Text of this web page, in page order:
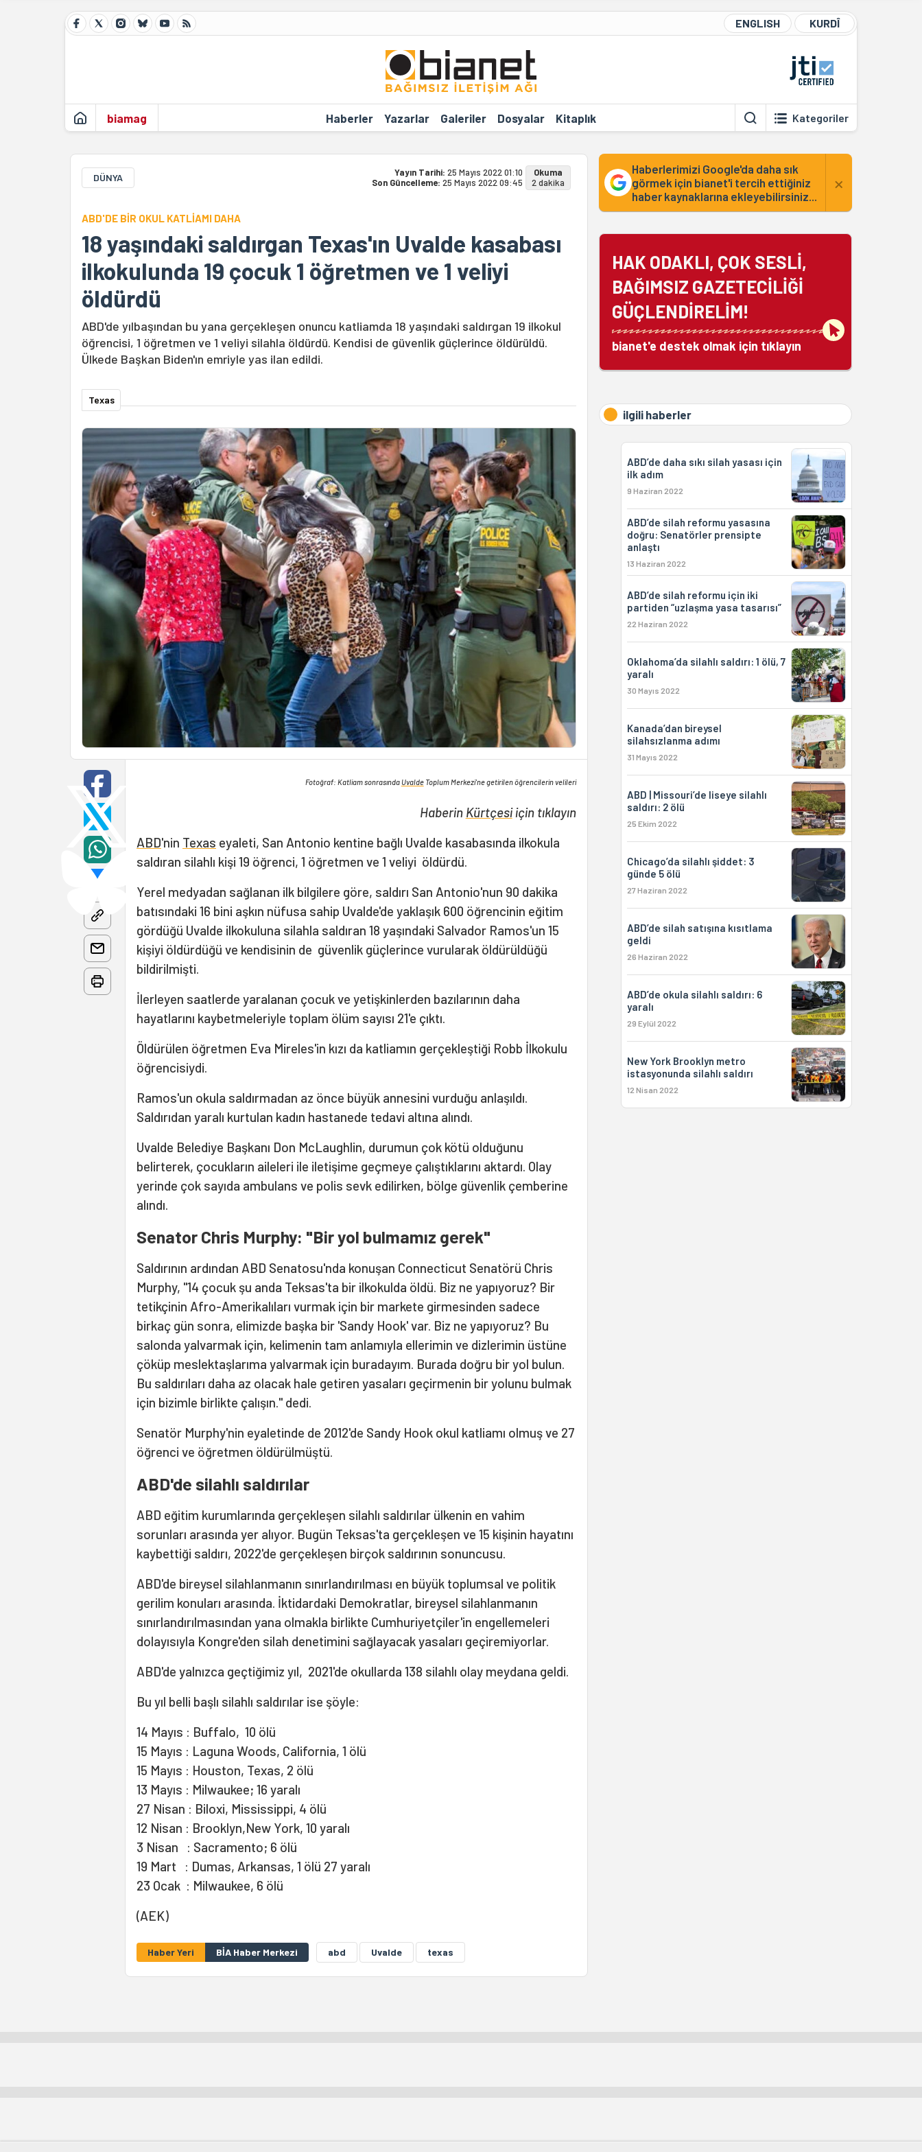
ENGLISH KURDÎ
biamag Haberler Yazarlar Galeriler Dosyalar Kitaplık Kategoriler
DÜNYA Yayın Tarihi: 25 Mayıs 2022 01:10
Son Güncelleme: 25 Mayıs 2022 09:45
Okuma
2 dakika
ABD'DE BİR OKUL KATLİAMI DAHA
18 yaşındaki saldırgan Texas'ın Uvalde kasabası
ilkokulunda 19 çocuk 1 öğretmen ve 1 veliyi
öldürdü
ABD'de yılbaşından bu yana gerçekleşen onuncu katliamda 18 yaşındaki saldırgan 19 ilkokul
öğrencisi, 1 öğretmen ve 1 veliyi silahla öldürdü. Kendisi de güvenlik güçlerince öldürüldü.
Ülkede Başkan Biden'ın emriyle yas ilan edildi.
Texas
Fotoğraf: Katliam sonrasında UvaldeToplum Merkezi'ne getirilen öğrencilerin velileri
Haberin Kürtçesiiçin tıklayın
ABD'nin Texas eyaleti, San Antonio kentine bağlı Uvalde kasabasında ilkokula
saldıran silahlı kişi 19 öğrenci, 1 öğretmen ve 1 veliyi öldürdü.
Yerel medyadan sağlanan ilk bilgilere göre, saldırı San Antonio'nun 90 dakika
batısındaki 16 bini aşkın nüfusa sahip Uvalde'de yaklaşık 600 öğrencinin eğitim
gördüğü Uvalde ilkokuluna silahla saldıran 18 yaşındaki Salvador Ramos'un 15
kişiyi öldürdüğü ve kendisinin de güvenlik güçlerince vurularak öldürüldüğü
bildirilmişti.
İlerleyen saatlerde yaralanan çocuk ve yetişkinlerden bazılarının daha
hayatlarını kaybetmeleriyle toplam ölüm sayısı 21'e çıktı.
Öldürülen öğretmen Eva Mireles'in kızı da katliamın gerçekleştiği Robb İlkokulu
öğrencisiydi.
Ramos'un okula saldırmadan az önce büyük annesini vurduğu anlaşıldı.
Saldırıdan yaralı kurtulan kadın hastanede tedavi altına alındı.
Uvalde Belediye Başkanı Don McLaughlin, durumun çok kötü olduğunu
belirterek, çocukların aileleri ile iletişime geçmeye çalıştıklarını aktardı. Olay
yerinde çok sayıda ambulans ve polis sevk edilirken, bölge güvenlik çemberine
alındı.
Senator Chris Murphy: "Bir yol bulmamız gerek"
Saldırının ardından ABD Senatosu'nda konuşan Connecticut Senatörü Chris
Murphy, "14 çocuk şu anda Teksas'ta bir ilkokulda öldü. Biz ne yapıyoruz? Bir
tetikçinin Afro-Amerikalıları vurmak için bir markete girmesinden sadece
birkaç gün sonra, elimizde başka bir 'Sandy Hook' var. Biz ne yapıyoruz? Bu
salonda yalvarmak için, kelimenin tam anlamıyla ellerimin ve dizlerimin üstüne
çöküp meslektaşlarıma yalvarmak için buradayım. Burada doğru bir yol bulun.
Bu saldırıları daha az olacak hale getiren yasaları geçirmenin bir yolunu bulmak
için bizimle birlikte çalışın." dedi.
Senatör Murphy'nin eyaletinde de 2012'de Sandy Hook okul katliamı olmuş ve 27
öğrenci ve öğretmen öldürülmüştü.
ABD'de silahlı saldırılar
ABD eğitim kurumlarında gerçekleşen silahlı saldırılar ülkenin en vahim
sorunları arasında yer alıyor. Bugün Teksas'ta gerçekleşen ve 15 kişinin hayatını
kaybettiği saldırı, 2022'de gerçekleşen birçok saldırının sonuncusu.
ABD'de bireysel silahlanmanın sınırlandırılması en büyük toplumsal ve politik
gerilim konuları arasında. İktidardaki Demokratlar, bireysel silahlanmanın
sınırlandırılmasından yana olmakla birlikte Cumhuriyetçiler'in engellemeleri
dolayısıyla Kongre'den silah denetimini sağlayacak yasaları geçiremiyorlar.
ABD'de yalnızca geçtiğimiz yıl, 2021'de okullarda 138 silahlı olay meydana geldi.
Bu yıl belli başlı silahlı saldırılar ise şöyle:
14 Mayıs : Buffalo, 10 ölü
15 Mayıs : Laguna Woods, California, 1 ölü
15 Mayıs : Houston, Texas, 2 ölü
13 Mayıs : Milwaukee; 16 yaralı
27 Nisan : Biloxi, Mississippi, 4 ölü
12 Nisan : Brooklyn,New York, 10 yaralı
3 Nisan : Sacramento; 6 ölü
19 Mart : Dumas, Arkansas, 1 ölü 27 yaralı
23 Ocak : Milwaukee, 6 ölü
(AEK)
Haber Yeri BİA Haber Merkezi abd Uvalde texas
Haberlerimizi Google'da daha sık
görmek için bianet'i tercih ettiğiniz
haber kaynaklarına ekleyebilirsiniz...
×
HAK ODAKLI, ÇOK SESLİ,
BAĞIMSIZ GAZETECİLİĞİ
GÜÇLENDİRELİM!
bianet'e destek olmak için tıklayın
ilgili haberler
ABD’de daha sıkı silah yasası için
ilk adım
9 Haziran 2022
ABD’de silah reformu yasasına
doğru: Senatörler prensipte
anlaştı
13 Haziran 2022
ABD’de silah reformu için iki
partiden “uzlaşma yasa tasarısı”
22 Haziran 2022
Oklahoma’da silahlı saldırı: 1 ölü, 7
yaralı
30 Mayıs 2022
Kanada’dan bireysel
silahsızlanma adımı
31 Mayıs 2022
ABD | Missouri’de liseye silahlı
saldırı: 2 ölü
25 Ekim 2022
Chicago’da silahlı şiddet: 3
günde 5 ölü
27 Haziran 2022
ABD’de silah satışına kısıtlama
geldi
26 Haziran 2022
ABD’de okula silahlı saldırı: 6
yaralı
29 Eylül 2022
New York Brooklyn metro
istasyonunda silahlı saldırı
12 Nisan 2022